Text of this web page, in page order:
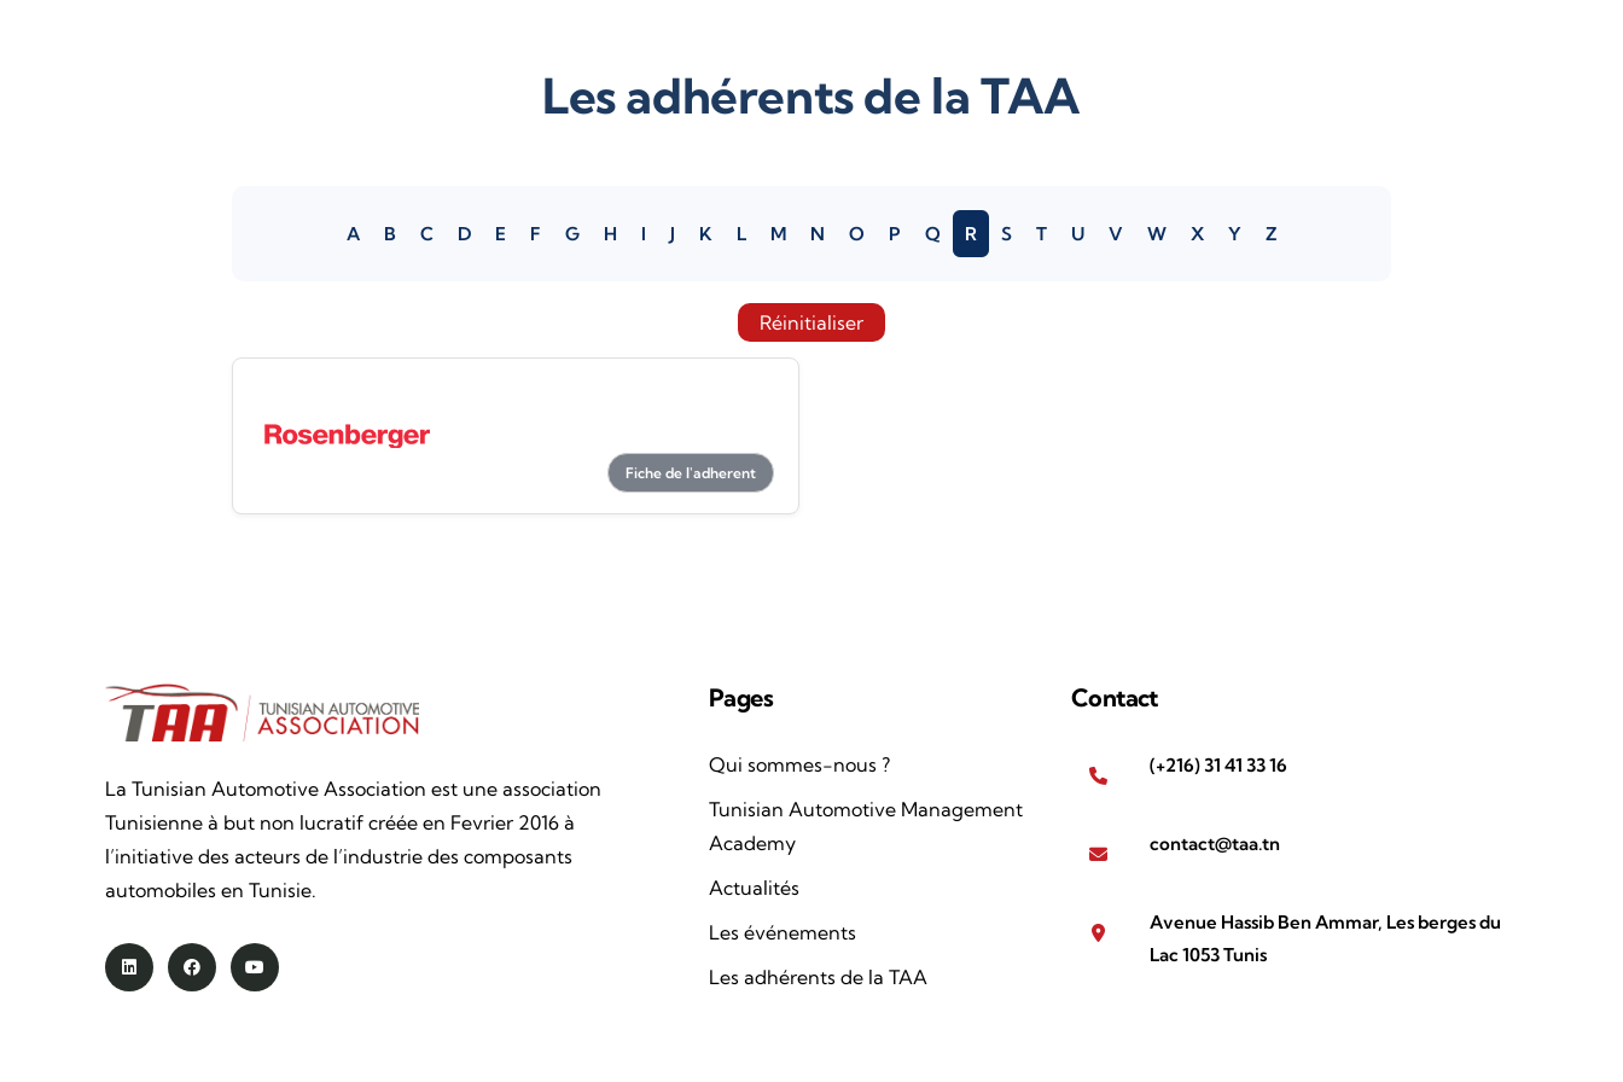
Les adhérents de la TAA
A B C D E F G H I J K L M N O P Q R S T U V W X Y Z
Réinitialiser
Fiche de l'adherent
La Tunisian Automotive Association est une association
Tunisienne à but non lucratif créée en Fevrier 2016 à
l’initiative des acteurs de l’industrie des composants
automobiles en Tunisie.
Pages
Qui sommes-nous ?
Tunisian Automotive Management
Academy
Actualités
Les événements
Les adhérents de la TAA
Contact
(+216) 31 41 33 16
contact@taa.tn
Avenue Hassib Ben Ammar, Les berges du
Lac 1053 Tunis